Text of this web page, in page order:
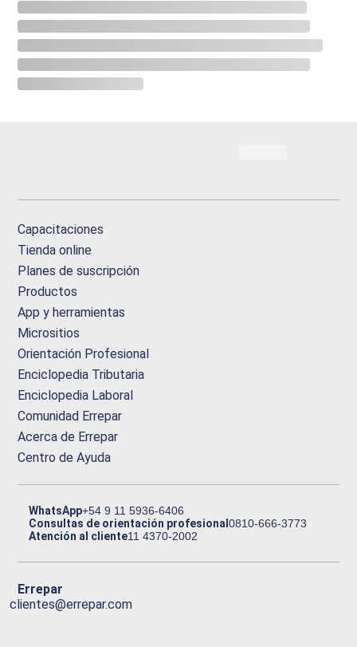
Capacitaciones
Tienda online
Planes de suscripción
Productos
App y herramientas
Micrositios
Orientación Profesional
Enciclopedia Tributaria
Enciclopedia Laboral
Comunidad Errepar
Acerca de Errepar
Centro de Ayuda
WhatsApp+54 9 11 5936-6406
Consultas de orientación profesional0810-666-3773
Atención al cliente11 4370-2002
Errepar
clientes@errepar.com